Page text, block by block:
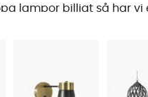
lampor billigt så har vi
ljuskällor än vad man